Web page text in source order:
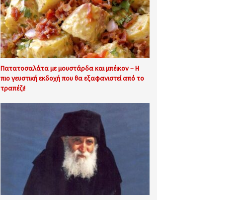
Πατατοσαλάτα με μουστάρδα και μπέικον – Η
πιο γευστική εκδοχή που θα εξαφανιστεί από το
τραπέζι!